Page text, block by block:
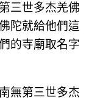
三世多杰羌佛
陀就給他們這
的寺廟取名字
無第三世多杰